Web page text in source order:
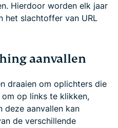
Hierdoor worden elk jaar
het slachtoffer van URL
aanvallen
draaien om oplichters die
op links te klikken,
deze aanvallen kan
de verschillende